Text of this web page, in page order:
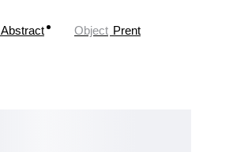
Abstract Object Prent